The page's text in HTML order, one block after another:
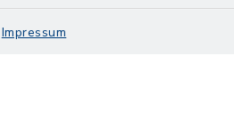
Impressum
Sitemap